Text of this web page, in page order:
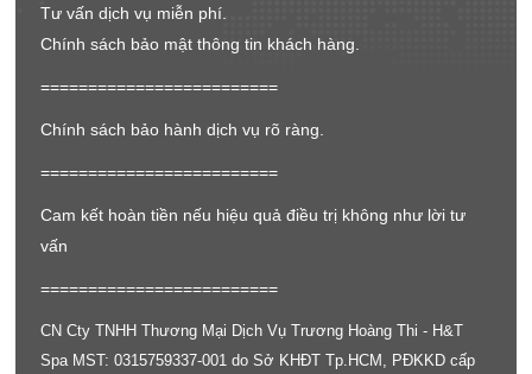
Tư vấn dịch vụ miễn phí.
Chính sách bảo mật thông tin khách hàng.
=========================
Chính sách bảo hành dịch vụ rõ ràng.
=========================
Cam kết hoàn tiền nếu hiệu quả điều trị không như lời tư
vấn
=========================
CN Cty TNHH Thương Mại Dịch Vụ Trương Hoàng Thi - H&T
Spa MST: 0315759337-001 do Sở KHĐT Tp.HCM, PĐKKD cấp